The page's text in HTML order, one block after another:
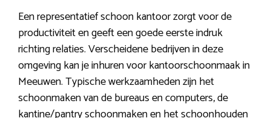
Een representatief schoon kantoor zorgt voor de
productiviteit en geeft een goede eerste indruk
richting relaties. Verscheidene bedrijven in deze
omgeving kan je inhuren voor kantoorschoonmaak in
Meeuwen. Typische werkzaamheden zijn het
schoonmaken van de bureaus en computers, de
kantine/pantry schoonmaken en het schoonhouden